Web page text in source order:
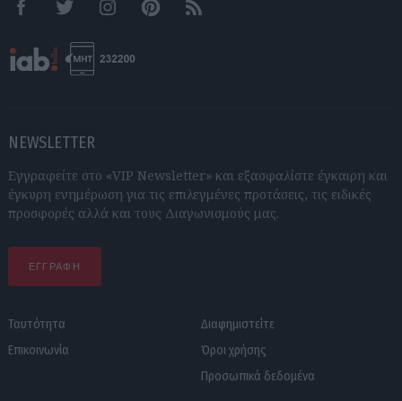
FacebookTwitter InstagramPinterestRSS feeds
NEWSLETTER
Εγγραφείτε στο «VIP Newsletter» και εξασφαλίστε έγκαιρη και
έγκυρη ενημέρωση για τις επιλεγμένες προτάσεις, τις ειδικές
προσφορές αλλά και τους Διαγωνισμούς μας.
ΕΓΓΡΑΦΗ
Ταυτότητα
Επικοινωνία
Διαφημιστείτε
Όροι χρήσης
Προσωπικά δεδομένα